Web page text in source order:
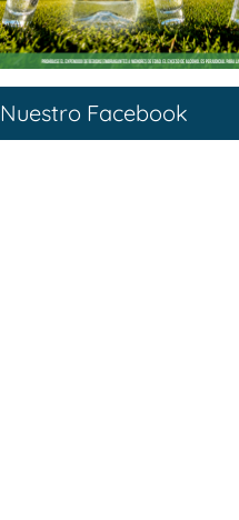
Nuestro Facebook